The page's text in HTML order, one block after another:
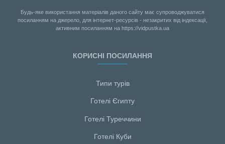
Будь-яке використання матеріалів даного сайту має супроводжуватися
посиланням на джерело, для інтернет-ресурсів - незакритих від індексації,
активним посиланням на https://vidpustka.ua
КОРИСНІ ПОСИЛАННЯ
Типи турів
Готелі Єгипту
Готелі Туреччини
Готелі Куби